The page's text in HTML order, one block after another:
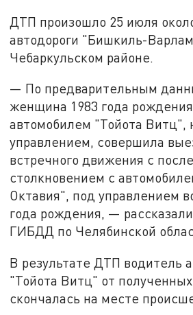
ДТП произошло 25 июля
автодороги "Бишкиль-
Чебаркульском районе.
— По предварительным
женщина 1983 года
автомобилем "Тойота Витц",
управлением, совершила
встречного движения с
столкновением с
Октавия", под управлением
года рождения, —
ГИБДД по Челябинской
В результате ДТП водитель
"Тойота Витц" от
скончалась на месте